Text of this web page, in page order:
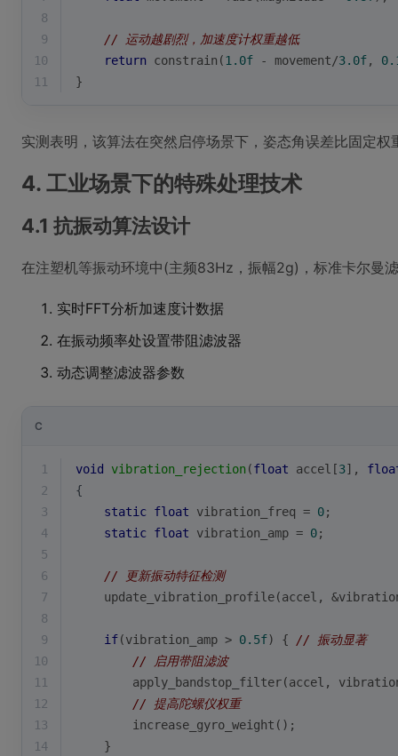
8
9
// 运动越剧烈，加速度计权重越低
10
return constrain(1.0f - movement/3.0f,
11
}
实测表明，该算法在突然启停场景下，姿态角误差比固定权
4. 工业场景下的特殊处理技术
4.1 抗振动算法设计
在注塑机等振动环境中(主频83Hz，振幅2g)，标准卡尔曼
实时FFT分析加速度计数据
在振动频率处设置带阻滤波器
动态调整滤波器参数
C
1 void vibration_rejection(float accel[3],
2
{
3
static float vibration_freq = 0;
4
static float vibration_amp = 0;
5
6
// 更新振动特征检测
7
update_vibration_profile(accel,
8
9
if(vibration_amp > 0.5f) { // 振动显著
10
// 启用带阻滤波
11
apply_bandstop_filter(accel,
12
// 提高陀螺仪权重
13
        increase_gyro_weight();
14
    }